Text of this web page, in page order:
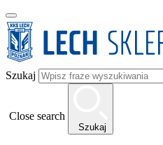
Szukaj
Close search
Szukaj